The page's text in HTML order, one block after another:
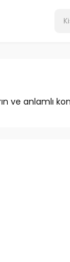
ve anlamlı